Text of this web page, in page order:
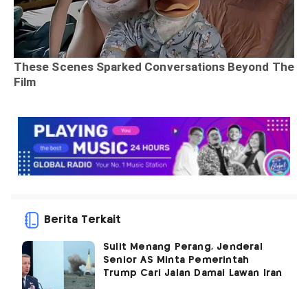
Berita Terkait
Sulit Menang Perang, Jenderal
Senior AS Minta Pemerintah
Trump Cari Jalan Damai Lawan Iran